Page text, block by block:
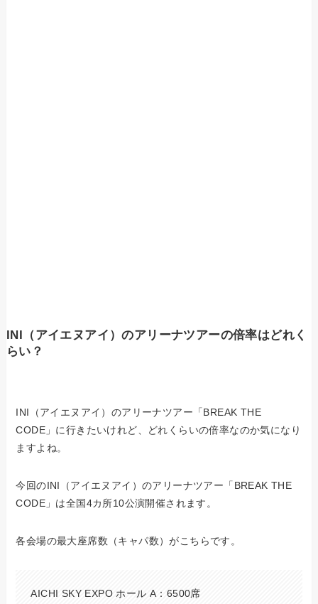
INI（アイエヌアイ）のアリーナツアーの倍率はどれく
らい？
INI（アイエヌアイ）のアリーナツアー「BREAK THE
CODE」に行きたいけれど、どれくらいの倍率なのか気になり
ますよね。
今回のINI（アイエヌアイ）のアリーナツアー「BREAK THE
CODE」は全国4カ所10公演開催されます。
各会場の最大座席数（キャパ数）がこちらです。
AICHI SKY EXPO ホール A：6500席